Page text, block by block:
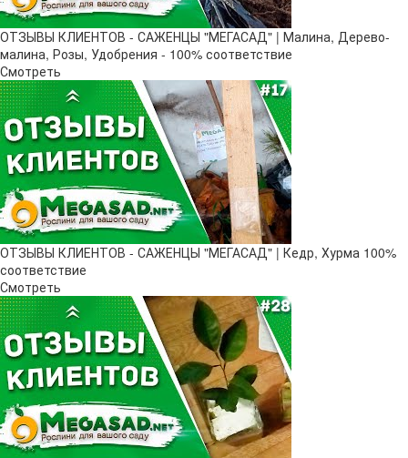
ОТЗЫВЫ КЛИЕНТОВ - САЖЕНЦЫ "МЕГАСАД" | Малина, Дерево-
малина, Розы, Удобрения - 100% соответствие
Смотреть
ОТЗЫВЫ КЛИЕНТОВ - САЖЕНЦЫ "МЕГАСАД" | Кедр, Хурма 100%
соответствие
Смотреть